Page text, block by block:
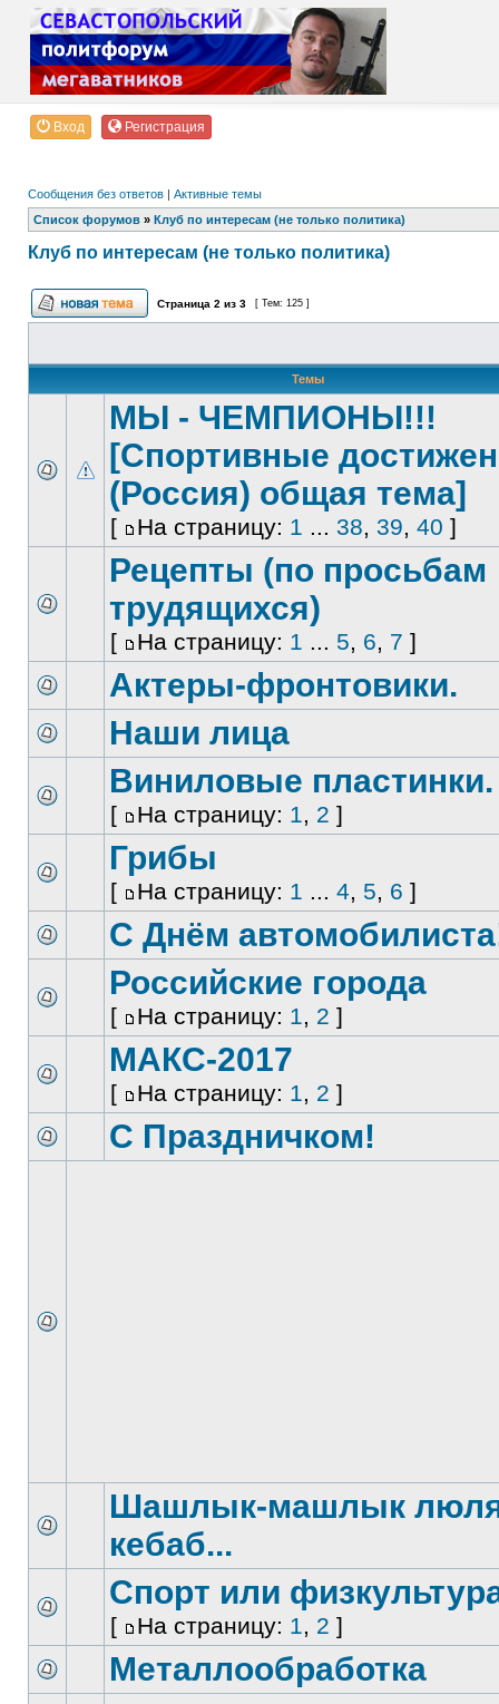
Вход Регистрация
Сообщения без ответов | Активные темы
Список форумов » Клуб по интересам (не только политика)
Клуб по интересам (не только политика)
Страница 2 из 3 [ Тем: 125 ]
Темы
МЫ - ЧЕМПИОНЫ!!!
[Спортивные
(Россия) общая тема]
[ На страницу: 1 ... 38, 39, 40 ]
Рецепты (по просьбам
трудящихся)
[ На страницу: 1 ... 5, 6, 7 ]
Актеры-фронтовики.
Наши лица
Виниловые пластинки.
[ На страницу: 1, 2 ]
Грибы
[ На страницу: 1 ... 4, 5, 6 ]
С Днём
Российские города
[ На страницу: 1, 2 ]
МАКС-2017
[ На страницу: 1, 2 ]
С Праздничком!
Шашлык-машлык
кебаб...
Спорт или
[ На страницу: 1, 2 ]
Металлообработка